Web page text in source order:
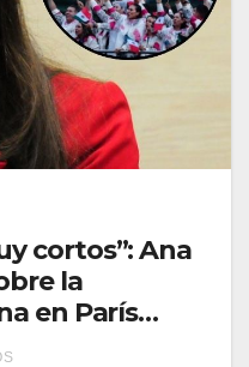
cortos”: Ana
la
en París